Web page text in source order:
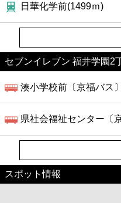
日華化学前(1499ｍ)
セブンイレブン 福井学園2
湊小学校前〔京福バス
県社会福祉センター〔
スポット情報